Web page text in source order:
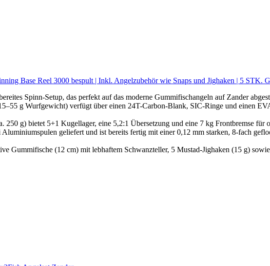
Base Reel 3000 bespult | Inkl. Angelzubehör wie Snaps und Jighaken | 5 STK.
Spinn-Setup, das perfekt auf das moderne Gummifischangeln auf Zander
g Wurfgewicht) verfügt über einen 24T-Carbon-Blank, SIC-Ringe und einen
g) bietet 5+1 Kugellager, eine 5,2:1 Übersetzung und eine 7 kg Frontbremse für
geliefert und ist bereits fertig mit einer 0,12 mm starken, 8-fach
(12 cm) mit lebhaftem Schwanzteller, 5 Mustad-Jighaken (15 g)